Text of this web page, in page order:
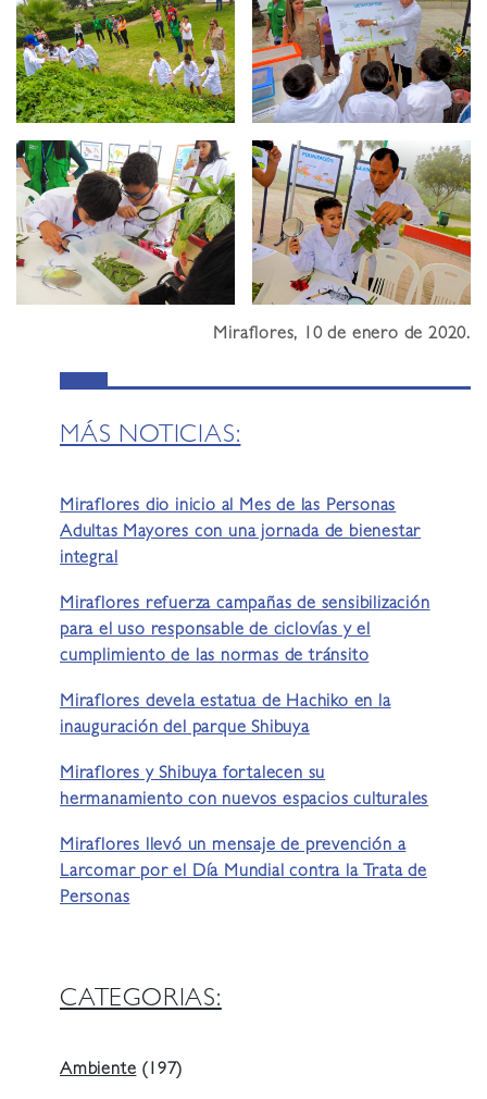
Miraflores, 10 de enero de 2020.
MÁS NOTICIAS:
Miraflores dio inicio al Mes de las Personas
Adultas Mayores con una jornada de bienestar
integral
Miraflores refuerza campañas de sensibilización
para el uso responsable de ciclovías y el
cumplimiento de las normas de tránsito
Miraflores devela estatua de Hachiko en la
inauguración del parque Shibuya
Miraflores y Shibuya fortalecen su
hermanamiento con nuevos espacios culturales
Miraflores llevó un mensaje de prevención a
Larcomar por el Día Mundial contra la Trata de
Personas
CATEGORIAS:
Ambiente(197)